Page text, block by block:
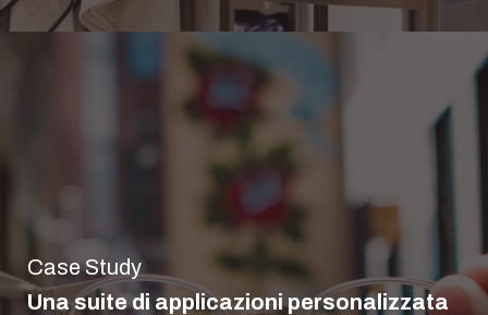
Case Study
Una suite di applicazioni personalizzata